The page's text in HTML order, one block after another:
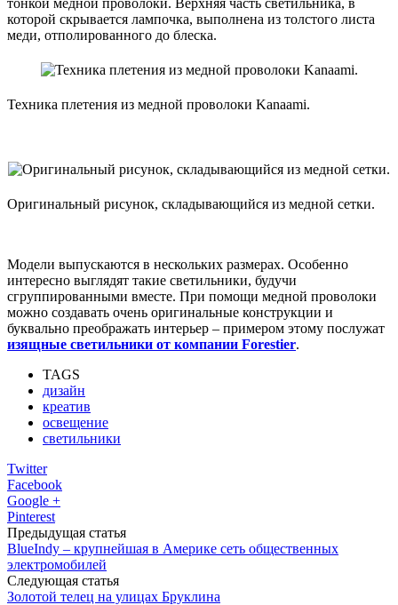
которой скрывается лампочка, выполнена из толстого листа
меди, отполированного до блеска.
Техника плетения из медной проволоки Kanaami.
Оригинальный рисунок, складывающийся из медной сетки.
Модели выпускаются в нескольких размерах. Особенно
интересно выглядят такие светильники, будучи
сгруппированными вместе. При помощи медной проволоки
можно создавать очень оригинальные конструкции и
буквально преображать интерьер – примером этому послужат
изящные светильники от компании Forestier.
TAGS
дизайн
креатив
освещение
светильники
Twitter
Facebook
Google +
Pinterest
Предыдущая статья
BlueIndy – крупнейшая в Америке сеть общественных
электромобилей
Следующая статья
Золотой телец на улицах Бруклина